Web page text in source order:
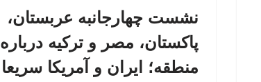
نشست چهارجانبه عربستان،
پاکستان، مصر و ترکیه درباره
منطقه؛ ایران و آمریکا سریعا